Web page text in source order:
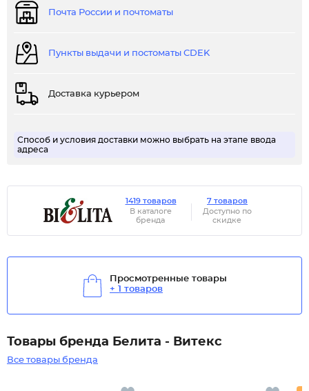
Почта России и почтоматы
Пункты выдачи и постоматы CDEK
Доставка курьером
Способ и условия доставки можно выбрать на этапе ввода
адреса
1419 товаров
В каталоге
бренда
7 товаров
Доступно по
скидке
Просмотренные товары
+ 1 товаров
Товары бренда Белита - Витекс
Все товары бренда